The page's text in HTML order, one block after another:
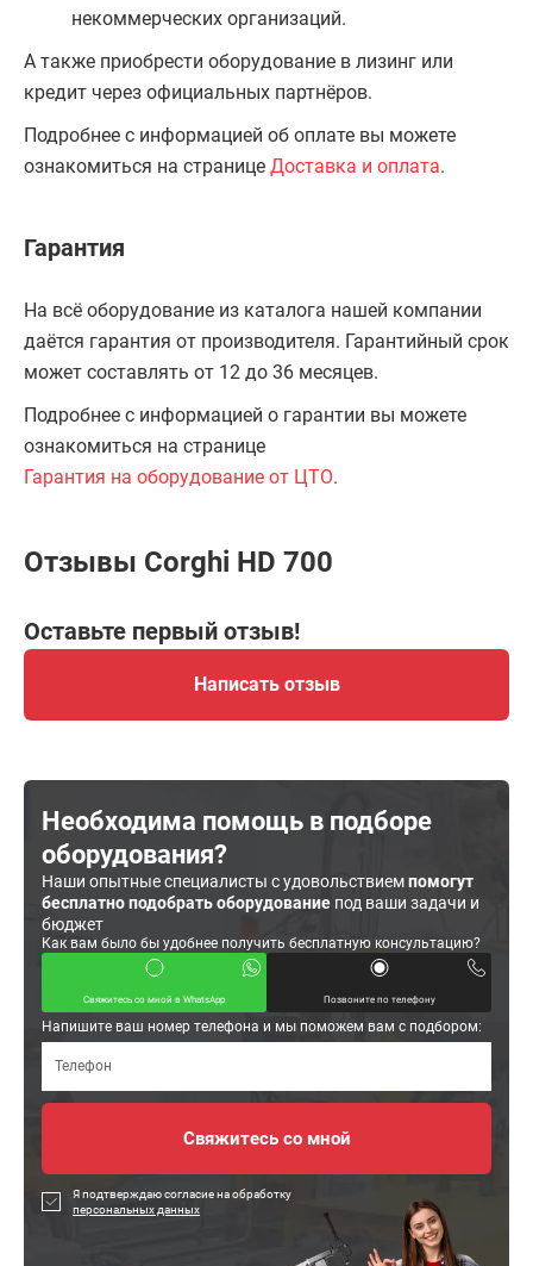
некоммерческих организаций.
А также приобрести оборудование в лизинг или
кредит через официальных партнёров.
Подробнее с информацией об оплате вы можете
ознакомиться на странице Доставка и оплата.
Гарантия
На всё оборудование из каталога нашей компании
даётся гарантия от производителя. Гарантийный срок
может составлять от 12 до 36 месяцев.
Подробнее с информацией о гарантии вы можете
ознакомиться на странице
Гарантия на оборудование от ЦТО.
Отзывы Corghi HD 700
Оставьте первый отзыв!
Написать отзыв
Необходима помощь в подборе
оборудования?
Наши опытные специалисты с удовольствиемпомогут
бесплатно подобрать оборудование под ваши задачи и
бюджет
Как вам было бы удобнее получить бесплатную консультацию?
Свяжитесь со мной в WhatsApp Позвоните по телефону
Напишите ваш номер телефона и мы поможем вам с подбором:
Я подтверждаю согласие на обработку
персональных данных